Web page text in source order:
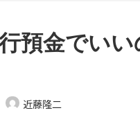
預金でいい
近藤隆二